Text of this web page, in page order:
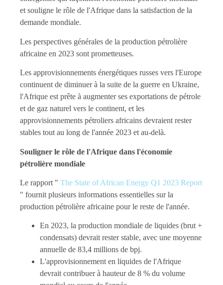
et souligne le rôle de l'Afrique dans la satisfaction de la
demande mondiale.
Les perspectives générales de la production pétrolière
africaine en 2023 sont prometteuses.
Les approvisionnements énergétiques russes vers l'Europe
continuent de diminuer à la suite de la guerre en Ukraine,
l'Afrique est prête à augmenter ses exportations de pétrole
et de gaz naturel vers le continent, et les
approvisionnements pétroliers africains devraient rester
stables tout au long de l'année 2023 et au-delà.
Souligner le rôle de l'Afrique dans l'économie
pétrolière mondiale
Le rapport " The State of African Energy Q1 2023 Report
" fournit plusieurs informations essentielles sur la
production pétrolière africaine pour le reste de l'année.
En 2023, la production mondiale de liquides (brut +
condensats) devrait rester stable, avec une moyenne
annuelle de 83,4 millions de bpj.
L'approvisionnement en liquides de l'Afrique
devrait contribuer à hauteur de 8 % du volume